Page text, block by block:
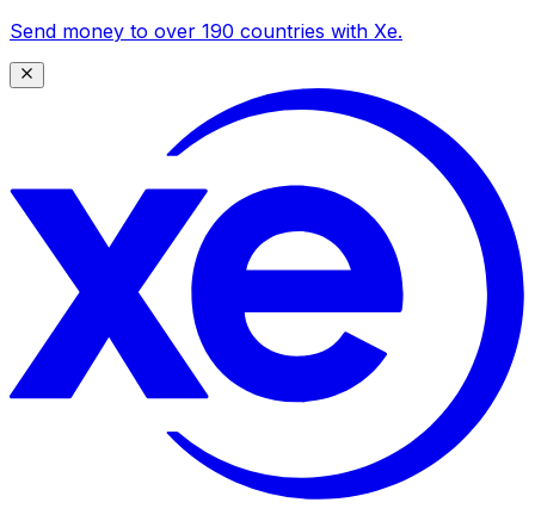
Send money to over 190 countries with Xe.